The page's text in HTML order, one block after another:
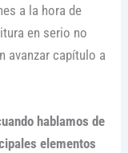
a la hora de
en serio no
avanzar capítulo a
hablamos de
elementos